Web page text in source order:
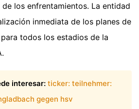
de los enfrentamientos. La entidad
inmediata de los planes de
todos los estadios de la
interesar: ticker: teilnehmer:
gegen hsv